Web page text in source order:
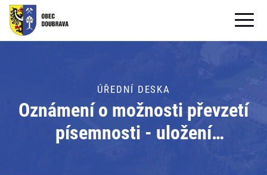
OBECNÍ ÚŘAD
PRO OBČANY
Formuláře ke stažení
ÚŘEDNÍ DESKA
Oznámení o možnosti převzetí
písemnosti - uložení